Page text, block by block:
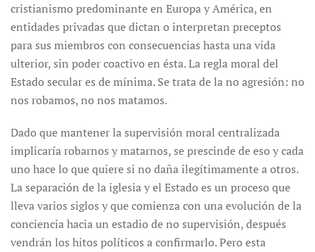
cristianismo predominante en Europa y América, en
entidades privadas que dictan o interpretan preceptos
para sus miembros con consecuencias hasta una vida
ulterior, sin poder coactivo en ésta. La regla moral del
Estado secular es de mínima. Se trata de la no agresión: no
nos robamos, no nos matamos.
Dado que mantener la supervisión moral centralizada
implicaría robarnos y matarnos, se prescinde de eso y cada
uno hace lo que quiere si no daña ilegítimamente a otros.
La separación de la iglesia y el Estado es un proceso que
lleva varios siglos y que comienza con una evolución de la
conciencia hacia un estadio de no supervisión, después
vendrán los hitos políticos a confirmarlo. Pero esta